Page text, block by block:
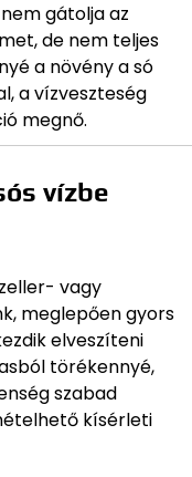
gátolja az
de nem teljes
a növény a só
a vízveszteség
megnő.
vízbe
vagy
meglepően gyors
elveszíteni
törékennyé,
szabad
kísérleti